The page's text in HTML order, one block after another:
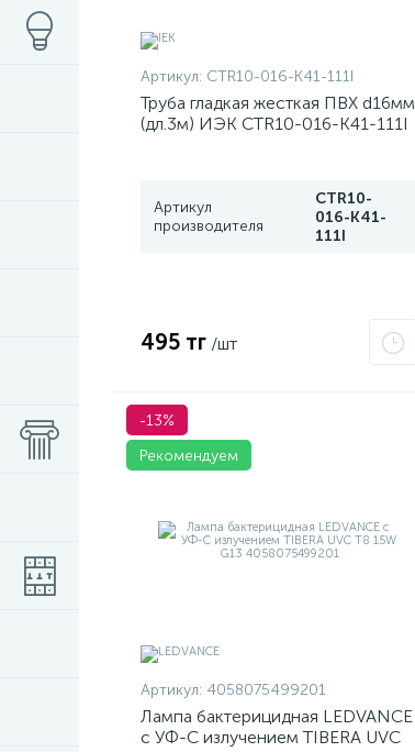
Артикул: CTR10-016-K41-111I
Труба гладкая жесткая ПВХ d16мм
(дл.3м) ИЭК CTR10-016-K41-111I
Артикул
производителя
CTR10-
016-K41-
111I
495 тг /шт
-13%
Рекомендуем
Артикул: 4058075499201
Лампа бактерицидная LEDVANCE
с УФ-С излучением TIBERA UVC